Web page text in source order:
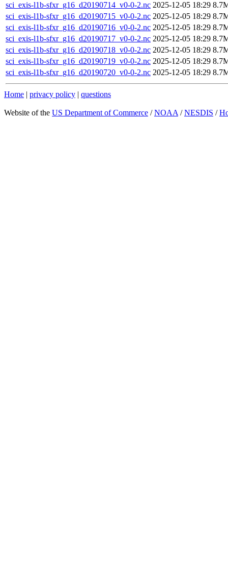
sci_exis-l1b-sfxr_g16_d20190714_v0-0-2.nc 2025-12-05 18:29
sci_exis-l1b-sfxr_g16_d20190715_v0-0-2.nc 2025-12-05 18:29
sci_exis-l1b-sfxr_g16_d20190716_v0-0-2.nc 2025-12-05 18:29
sci_exis-l1b-sfxr_g16_d20190717_v0-0-2.nc 2025-12-05 18:29
sci_exis-l1b-sfxr_g16_d20190718_v0-0-2.nc 2025-12-05 18:29
sci_exis-l1b-sfxr_g16_d20190719_v0-0-2.nc 2025-12-05 18:29
sci_exis-l1b-sfxr_g16_d20190720_v0-0-2.nc 2025-12-05 18:29
Home | privacy policy | questions
Website of the US Department of Commerce /NOAA /NESDIS /